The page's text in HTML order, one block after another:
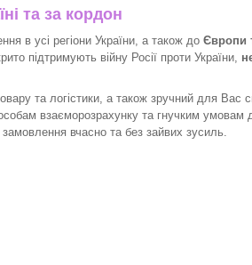
та за кордон
в усі регіони України, а також до Європи
підтримують війну Росії проти України,
та логістики, а також зручний для Вас
взаєморозрахунку та гнучким умовам
вчасно та без зайвих зусиль.